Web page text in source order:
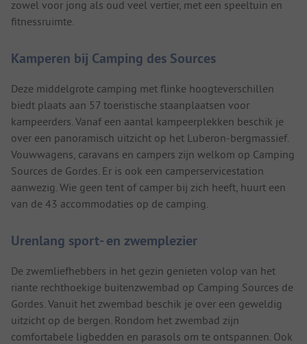
zowel voor jong als oud veel vertier, met een speeltuin en
fitnessruimte.
Kamperen bij Camping des Sources
Deze middelgrote camping met flinke hoogteverschillen
biedt plaats aan 57 toeristische staanplaatsen voor
kampeerders. Vanaf een aantal kampeerplekken beschik je
over een panoramisch uitzicht op het Luberon-bergmassief.
Vouwwagens, caravans en campers zijn welkom op Camping
Sources de Gordes. Er is ook een camperservicestation
aanwezig. Wie geen tent of camper bij zich heeft, huurt een
van de 43 accommodaties op de camping.
Urenlang sport- en zwemplezier
De zwemliefhebbers in het gezin genieten volop van het
riante rechthoekige buitenzwembad op Camping Sources de
Gordes. Vanuit het zwembad beschik je over een geweldig
uitzicht op de bergen. Rondom het zwembad zijn
comfortabele ligbedden en parasols om te ontspannen. Ook